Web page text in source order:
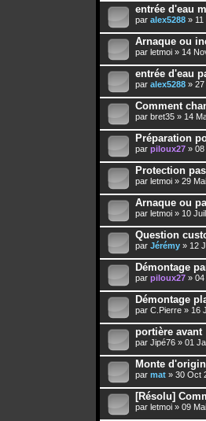
entrée d'eau
par alex5288 » 11
Arnaque ou
par letmoi » 14
entrée d'eau
par alex5288 » 27
Comment
par bret35 » 14
Préparation
par piloux27 »
Protection
par letmoi » 29
Arnaque ou
par letmoi » 10
Question
par Jérémy » 12
Démontage
par piloux27 »
Démontage
par C.Pierre » 16
portière avant
par Jipé76 » 01
Monte
par mat » 30 Oct
[Résolu]
par letmoi » 09